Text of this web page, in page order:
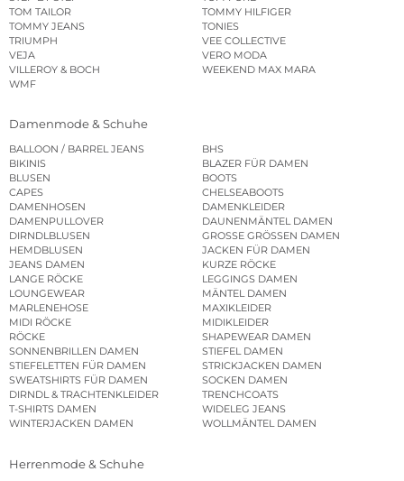
TOM TAILOR
TOMMY HILFIGER
TOMMY JEANS
TONIES
TRIUMPH
VEE COLLECTIVE
VEJA
VERO MODA
VILLEROY & BOCH
WEEKEND MAX MARA
WMF
Damenmode & Schuhe
BALLOON / BARREL JEANS
BHS
BIKINIS
BLAZER FÜR DAMEN
BLUSEN
BOOTS
CAPES
CHELSEABOOTS
DAMENHOSEN
DAMENKLEIDER
DAMENPULLOVER
DAUNENMÄNTEL DAMEN
DIRNDLBLUSEN
GROSSE GRÖSSEN DAMEN
HEMDBLUSEN
JACKEN FÜR DAMEN
JEANS DAMEN
KURZE RÖCKE
LANGE RÖCKE
LEGGINGS DAMEN
LOUNGEWEAR
MÄNTEL DAMEN
MARLENEHOSE
MAXIKLEIDER
MIDI RÖCKE
MIDIKLEIDER
RÖCKE
SHAPEWEAR DAMEN
SONNENBRILLEN DAMEN
STIEFEL DAMEN
STIEFELETTEN FÜR DAMEN
STRICKJACKEN DAMEN
SWEATSHIRTS FÜR DAMEN
SOCKEN DAMEN
DIRNDL & TRACHTENKLEIDER
TRENCHCOATS
T-SHIRTS DAMEN
WIDELEG JEANS
WINTERJACKEN DAMEN
WOLLMÄNTEL DAMEN
Herrenmode & Schuhe